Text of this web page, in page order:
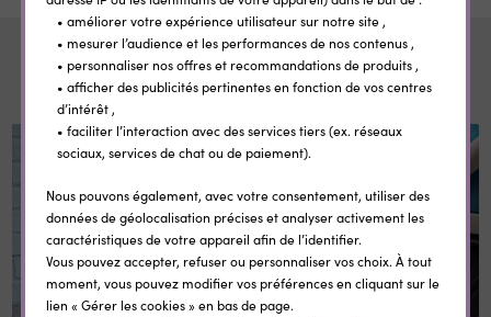
Pour compléter
• améliorer votre expérience utilisateur sur notre site ,
• mesurer l’audience et les performances de nos contenus ,
• personnaliser nos offres et recommandations de produits ,
• afficher des publicités pertinentes en fonction de vos centres
d’intérêt ,
• faciliter l’interaction avec des services tiers (ex. réseaux
sociaux, services de chat ou de paiement).
Nous pouvons également, avec votre consentement, utiliser des
données de géolocalisation précises et analyser activement les
caractéristiques de votre appareil afin de l’identifier.
Vous pouvez accepter, refuser ou personnaliser vos choix. À tout
moment, vous pouvez modifier vos préférences en cliquant sur le
lien « Gérer les cookies » en bas de page.